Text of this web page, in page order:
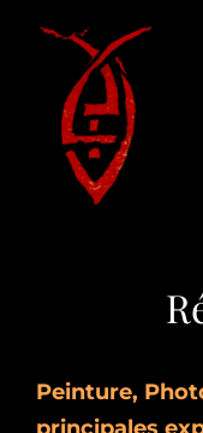
Peinture,